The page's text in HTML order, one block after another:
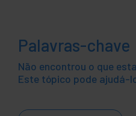
Palavras-chave
Não encontrou o que
Este tópico pode ajudá-